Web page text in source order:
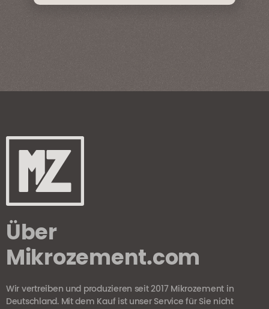
Über
Mikrozement.com
Wir vertreiben und produzieren seit 2017 Mikrozement in
Deutschland. Mit dem Kauf ist unser Service für Sie nicht